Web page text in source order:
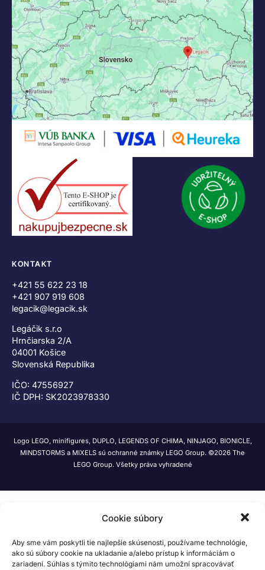
Cookie súbory
Aby sme vám poskytli tie najlepšie skúsenosti, používame technológie,
ako sú súbory cookie na ukladanie a/alebo prístup k informáciám o
zariadení. Súhlas s týmito technológiami nám umožní spracovávať
KONTAKT
+421 55 622 23 18
+421 907 919 608
legacik@legacik.sk
Legáčik s.r.o
Hrnčiarska 2/A
04001 Košice
Slovenská Republika
IČO: 47556927
IČ DPH: SK2023978330
Logo LEGO, minifigures, DUPLO, LEGENDS OF CHIMA, NINJAGO, BIONICLE,
MINDSTORMS a MIXELS sú ochranné známky LEGO Group. ©2026 The
LEGO Group. Všetky práva vyhradené